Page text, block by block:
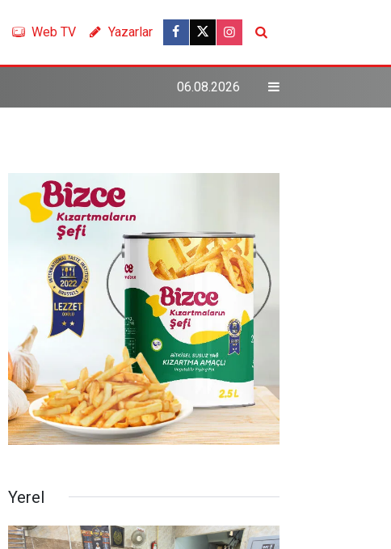
Web TV Yazarlar
06.08.2026
Yerel